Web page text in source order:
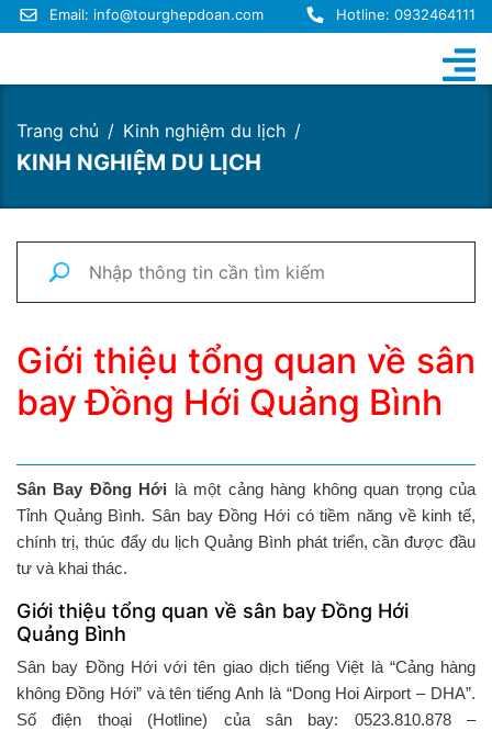
Email: info@tourghepdoan.com Hotline: 0932464111
Trang chủ Kinh nghiệm du lịch
KINH NGHIỆM DU LỊCH
Giới thiệu tổng quan về sân
bay Đồng Hới Quảng Bình
Sân Bay Đồng Hới là một cảng hàng không quan trọng của
Tỉnh Quảng Bình. Sân bay Đồng Hới có tiềm năng về kinh tế,
chính trị, thúc đẩy du lịch Quảng Bình phát triển, cần được đầu
tư và khai thác.
Giới thiệu tổng quan về sân bay Đồng Hới
Quảng Bình
Sân bay Đồng Hới với tên giao dịch tiếng Việt là “Cảng hàng
không Đồng Hới” và tên tiếng Anh là “Dong Hoi Airport – DHA”.
Số điện thoại (Hotline) của sân bay: 0523.810.878 –